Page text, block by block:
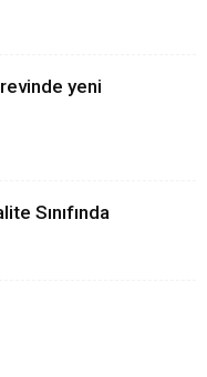
yeni
Sınıfında